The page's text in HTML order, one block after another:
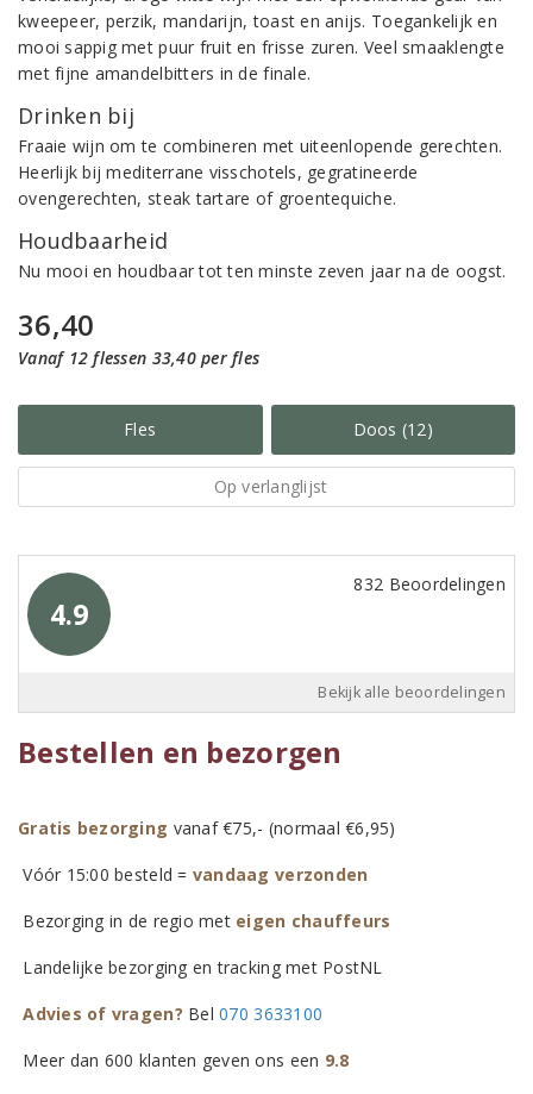
kweepeer, perzik, mandarijn, toast en anijs. Toegankelijk en
mooi sappig met puur fruit en frisse zuren. Veel smaaklengte
met fijne amandelbitters in de finale.
Drinken bij
Fraaie wijn om te combineren met uiteenlopende gerechten.
Heerlijk bij mediterrane visschotels, gegratineerde
ovengerechten, steak tartare of groentequiche.
Houdbaarheid
Nu mooi en houdbaar tot ten minste zeven jaar na de oogst.
36,40
Vanaf 12 flessen 33,40 per fles
Fles Doos (12)
Op verlanglijst
4.9
832 Beoordelingen
Bekijk alle beoordelingen
Bestellen en bezorgen
Gratis bezorging vanaf €75,- (normaal €6,95)
Vóór 15:00 besteld = vandaag verzonden
Bezorging in de regio met eigen chauffeurs
Landelijke bezorging en tracking met PostNL
Advies of vragen? Bel070 3633100
Meer dan 600 klanten geven ons een 9.8